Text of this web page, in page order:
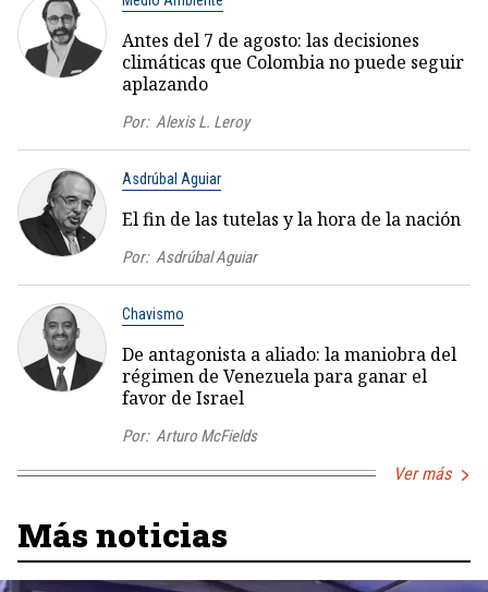
Antes del 7 de agosto: las decisiones
climáticas que Colombia no puede seguir
aplazando
Por: Alexis L. Leroy
Asdrúbal Aguiar
El fin de las tutelas y la hora de la nación
Por: Asdrúbal Aguiar
Chavismo
De antagonista a aliado: la maniobra del
régimen de Venezuela para ganar el
favor de Israel
Por: Arturo McFields
Ver más
Más noticias